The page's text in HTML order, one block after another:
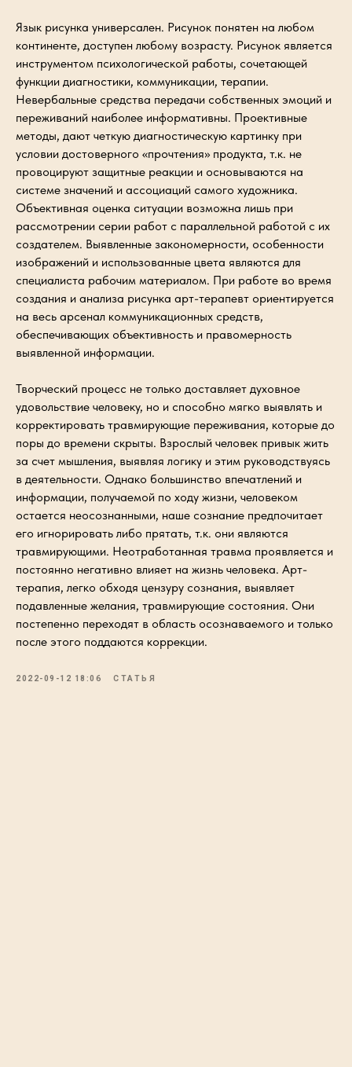
Язык рисунка универсален. Рисунок понятен на любом
континенте, доступен любому возрасту. Рисунок является
инструментом психологической работы, сочетающей
функции диагностики, коммуникации, терапии.
Невербальные средства передачи собственных эмоций и
переживаний наиболее информативны. Проективные
методы, дают четкую диагностическую картинку при
условии достоверного «прочтения» продукта, т.к. не
провоцируют защитные реакции и основываются на
системе значений и ассоциаций самого художника.
Объективная оценка ситуации возможна лишь при
рассмотрении серии работ с параллельной работой с их
создателем. Выявленные закономерности, особенности
изображений и использованные цвета являются для
специалиста рабочим материалом. При работе во время
создания и анализа рисунка арт-терапевт ориентируется
на весь арсенал коммуникационных средств,
обеспечивающих объективность и правомерность
выявленной информации.
Творческий процесс не только доставляет духовное
удовольствие человеку, но и способно мягко выявлять и
корректировать травмирующие переживания, которые до
поры до времени скрыты. Взрослый человек привык жить
за счет мышления, выявляя логику и этим руководствуясь
в деятельности. Однако большинство впечатлений и
информации, получаемой по ходу жизни, человеком
остается неосознанными, наше сознание предпочитает
его игнорировать либо прятать, т.к. они являются
травмирующими. Неотработанная травма проявляется и
постоянно негативно влияет на жизнь человека. Арт-
терапия, легко обходя цензуру сознания, выявляет
подавленные желания, травмирующие состояния. Они
постепенно переходят в область осознаваемого и только
после этого поддаются коррекции.
2022-09-12 18:06 СТАТЬЯ